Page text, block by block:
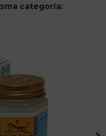
categoría: